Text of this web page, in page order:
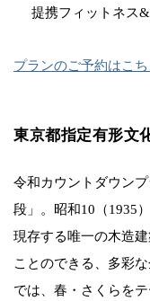
提携フィットネス
プランのご予約はこち
東京都指定有形文
令和カウントダウン
段」。昭和10（1935
現存する唯一の木造
ことのできる、多彩
では、春・さくらを